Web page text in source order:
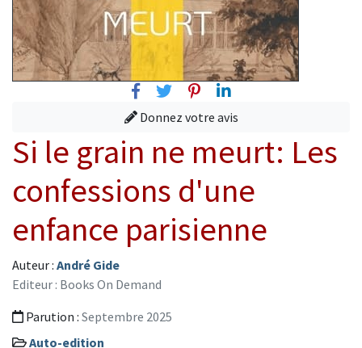
FacebookTwitterPinterest
Linkedin
Donnez votre avis
Si le grain ne meurt: Les
confessions d'une
enfance parisienne
Auteur : André Gide
Editeur : Books On Demand
Parution : Septembre 2025
Auto-edition